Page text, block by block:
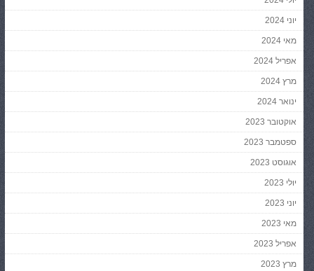
יוני 2024
מאי 2024
אפריל 2024
מרץ 2024
ינואר 2024
אוקטובר 2023
ספטמבר 2023
אוגוסט 2023
יולי 2023
יוני 2023
מאי 2023
אפריל 2023
מרץ 2023